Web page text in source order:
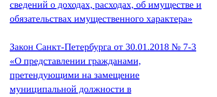
сведений о доходах, расходах, об имуществе и
обязательствах имущественного характера»
Закон Санкт‑Петербурга от 30.01.2018 № 7-3
«О представлении гражданами,
претендующими на замещение
муниципальной должности в